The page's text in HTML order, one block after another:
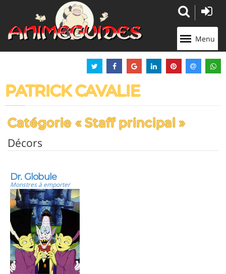
Menu
PATRICK CAVALIE
Catégorie « Staff principal »
Décors
Dr. Globule
Monstres à emporter
Panneau de gestion des cookies